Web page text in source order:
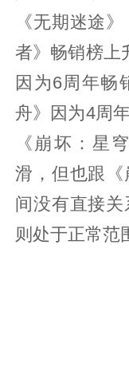
《无期迷途
者》畅销榜上
因为6周年畅
舟》因为4周
《崩坏：星
滑，但也跟
间没有直接
则处于正常范